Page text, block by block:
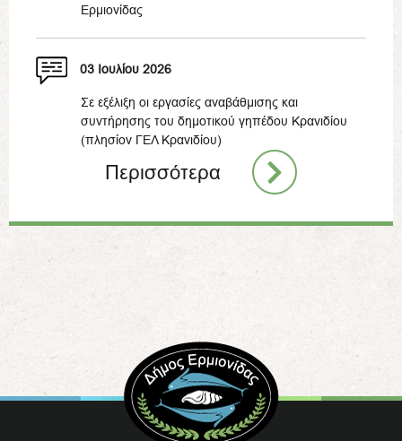
Ερμιονίδας
03 Ιουλίου 2026
Σε εξέλιξη οι εργασίες αναβάθμισης και
συντήρησης του δημοτικού γηπέδου Κρανιδίου
(πλησίον ΓΕΛ Κρανιδίου)
Περισσότερα